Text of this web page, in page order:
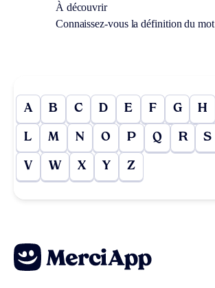
À découvrir
Connaissez-vous la définition du mot
A B C D E F G H
L M N O P Q R S
V W X Y Z